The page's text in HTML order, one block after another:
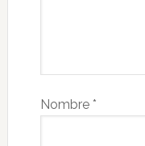
Nombre *